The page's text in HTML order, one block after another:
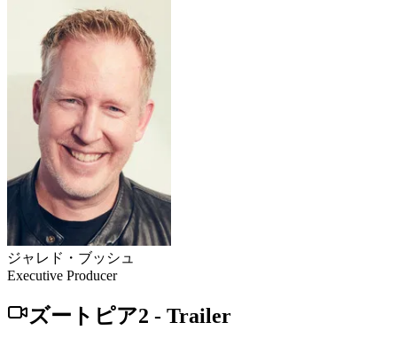
ジャレド・ブッシュ
Executive Producer
ズートピア2 - Trailer